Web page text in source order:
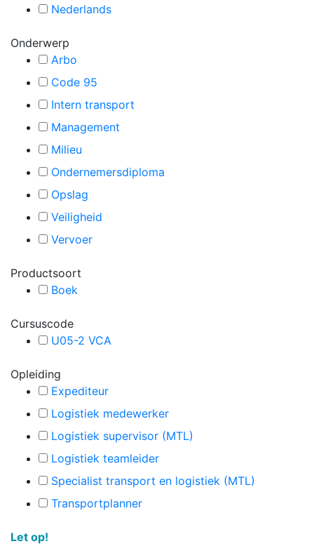
Nederlands
Onderwerp
Arbo
Code 95
Intern transport
Management
Milieu
Ondernemersdiploma
Opslag
Veiligheid
Vervoer
Productsoort
Boek
Cursuscode
U05-2 VCA
Opleiding
Expediteur
Logistiek medewerker
Logistiek supervisor (MTL)
Logistiek teamleider
Specialist transport en logistiek (MTL)
Transportplanner
Let op!